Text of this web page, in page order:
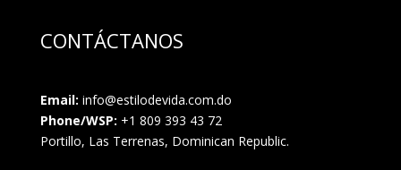
CONTÁCTANOS
Email: info@estilodevida.com.do
Phone/WSP: +1 809 393 43 72
Portillo, Las Terrenas, Dominican Republic.